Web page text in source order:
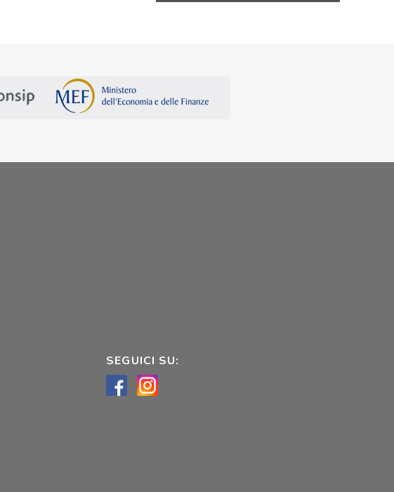
SEGUICI SU: